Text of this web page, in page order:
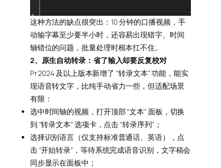
这种方法的缺点很突出：10 分钟的口播视频，手
动输字幕至少要半小时，还容易出现错字、时间
轴错位的问题，批量处理时根本扛不住。
2、原生自动转录：省了输入却要反复校对
Pr 2024 及以上版本新增了 “转录文本” 功能，能实
现语音转文字，比纯手动省力一些，但适配场景
有限：
选中时间轴的视频，打开顶部 “文本” 面板，切换
到 “转录文本” 选项卡，点击 “转录序列”；
选择识别语言（仅支持标准普通话、英语），点
击 “开始转录”，等待系统完成语音识别，文字稿会
同步显示在面板中；